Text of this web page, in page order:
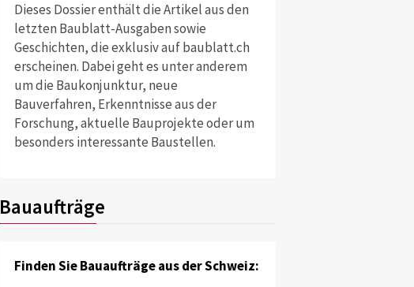
Dieses Dossier enthält die Artikel aus den
letzten Baublatt-Ausgaben sowie
Geschichten, die exklusiv auf baublatt.ch
erscheinen. Dabei geht es unter anderem
um die Baukonjunktur, neue
Bauverfahren, Erkenntnisse aus der
Forschung, aktuelle Bauprojekte oder um
besonders interessante Baustellen.
Bauaufträge
Finden Sie Bauaufträge aus der Schweiz: